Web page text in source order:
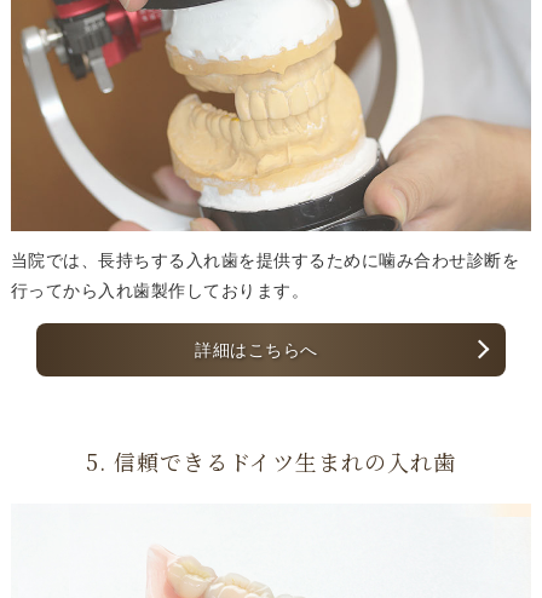
当院では、長持ちする入れ歯を提供するために噛み合わせ診断を
行ってから入れ歯製作しております。
詳細はこちらへ
5. 信頼できるドイツ生まれの入れ歯